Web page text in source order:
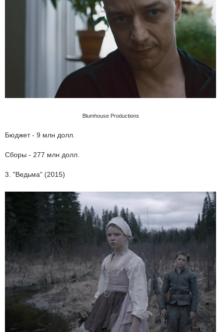
Blumhouse Productions
Бюджет - 9 млн долл.
Сборы - 277 млн долл.
3. "Ведьма" (2015)